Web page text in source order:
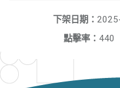
下架日期：
點擊率： 440